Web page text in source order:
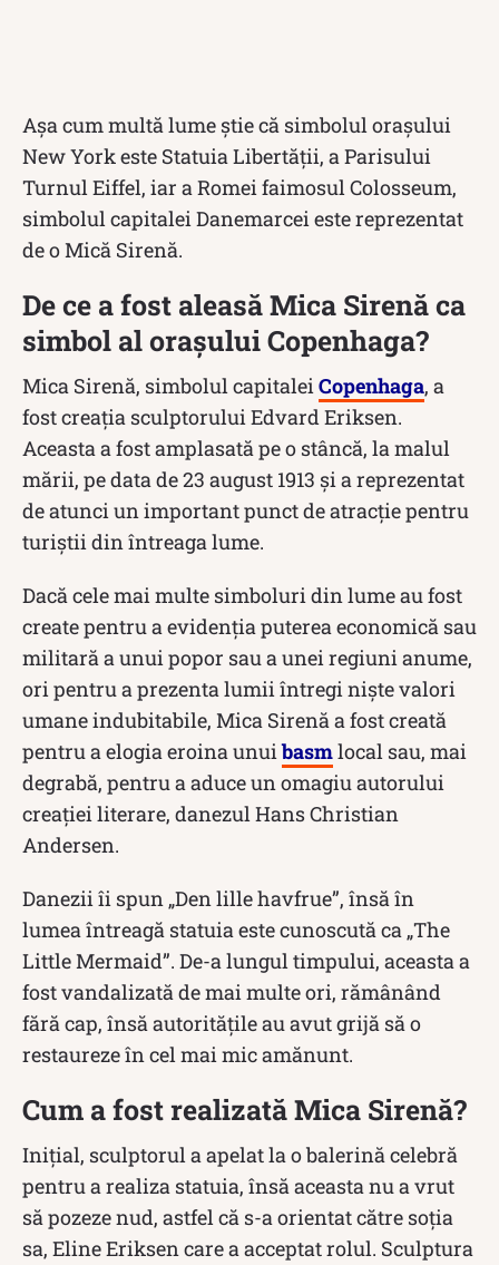
Așa cum multă lume știe că simbolul orașului
New York este Statuia Libertății, a Parisului
Turnul Eiffel, iar a Romei faimosul Colosseum,
simbolul capitalei Danemarcei este reprezentat
de o Mică Sirenă.
De ce a fost aleasă Mica Sirenă ca
simbol al orașului Copenhaga?
Mica Sirenă, simbolul capitalei Copenhaga, a
fost creația sculptorului Edvard Eriksen.
Aceasta a fost amplasată pe o stâncă, la malul
mării, pe data de 23 august 1913 și a reprezentat
de atunci un important punct de atracție pentru
turiștii din întreaga lume.
Dacă cele mai multe simboluri din lume au fost
create pentru a evidenția puterea economică sau
militară a unui popor sau a unei regiuni anume,
ori pentru a prezenta lumii întregi niște valori
umane indubitabile, Mica Sirenă a fost creată
pentru a elogia eroina unuibasmlocal sau, mai
degrabă, pentru a aduce un omagiu autorului
creației literare, danezul Hans Christian
Andersen.
Danezii îi spun „Den lille havfrue”, însă în
lumea întreagă statuia este cunoscută ca „The
Little Mermaid”. De-a lungul timpului, aceasta a
fost vandalizată de mai multe ori, rămânând
fără cap, însă autoritățile au avut grijă să o
restaureze în cel mai mic amănunt.
Cum a fost realizată Mica Sirenă?
Inițial, sculptorul a apelat la o balerină celebră
pentru a realiza statuia, însă aceasta nu a vrut
să pozeze nud, astfel că s-a orientat către soția
sa, Eline Eriksen care a acceptat rolul. Sculptura